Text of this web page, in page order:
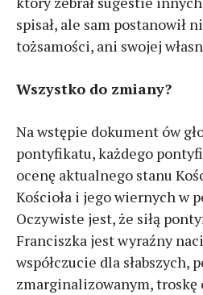
spisał, ale sam postanowił
tożsamości, ani swojej
Wszystko do zmiany?
Na wstępie dokument ów
pontyfikatu, każdego
ocenę aktualnego stanu
Kościoła i jego wiernych w
Oczywiste jest, że siłą
Franciszka jest wyraźny
współczucie dla słabszych,
zmarginalizowanym, troskę